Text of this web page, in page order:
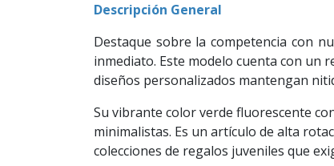
Descripción General
Destaque sobre la competencia con
inmediato. Este modelo cuenta con
diseños personalizados mantengan
Su vibrante color verde fluorescente
minimalistas. Es un artículo de alta
colecciones de regalos juveniles que